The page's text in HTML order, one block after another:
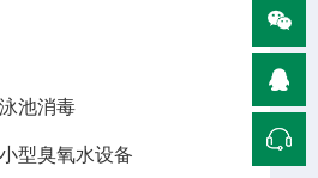
池消毒
型臭氧水设备